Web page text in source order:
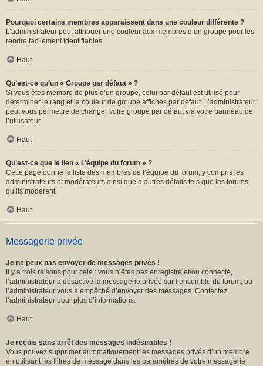
Pourquoi certains membres apparaissent dans une couleur différente ?
L’administrateur peut attribuer une couleur aux membres d’un groupe pour les
rendre facilement identifiables.
Haut
Qu’est-ce qu’un « Groupe par défaut » ?
Si vous êtes membre de plus d’un groupe, celui par défaut est utilisé pour
déterminer le rang et la couleur de groupe affichés par défaut. L’administrateur
peut vous permettre de changer votre groupe par défaut via votre panneau de
l’utilisateur.
Haut
Qu’est-ce que le lien « L’équipe du forum » ?
Cette page donne la liste des membres de l’équipe du forum, y compris les
administrateurs et modérateurs ainsi que d’autres détails tels que les forums
qu’ils modèrent.
Haut
Messagerie privée
Je ne peux pas envoyer de messages privés !
Il y a trois raisons pour cela : vous n’êtes pas enregistré et/ou connecté,
l’administrateur a désactivé la messagerie privée sur l’ensemble du forum, ou
l’administrateur vous a empêché d’envoyer des messages. Contactez
l’administrateur pour plus d’informations.
Haut
Je reçois sans arrêt des messages indésirables !
Vous pouvez supprimer automatiquement les messages privés d’un membre
en utilisant les filtres de message dans les paramètres de votre messagerie